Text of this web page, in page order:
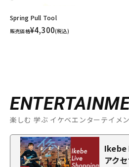
Spring Pull Tool
販売価格¥4,300(税込)
楽しむ 学ぶ イケベエンターテイメ
Ikebe
アク